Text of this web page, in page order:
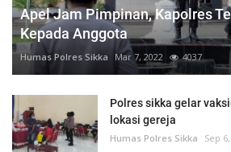
Apel Jam Pimpinan, Kapolres
Kepada Anggota
Humas Polres Sikka Mar 7, 2022 4037
Polres sikka gelar
lokasi gereja
Humas Polres Sikka Sep